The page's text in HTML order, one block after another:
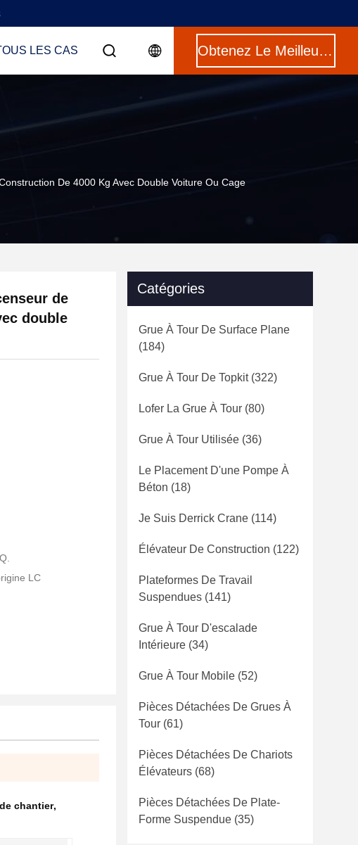
LES CAS Obtenez Le Meilleur Prix
De 4000 Kg Avec Double Voiture Ou Cage
de
double
LC
chantier,
Catégories
Grue À Tour De Surface Plane
(184)
Grue À Tour De Topkit(322)
Lofer La Grue À Tour (80)
Grue À Tour Utilisée (36)
Le Placement D'une Pompe À
Béton (18)
Je Suis Derrick Crane (114)
Élévateur De Construction (122)
Plateformes De Travail
Suspendues (141)
Grue À Tour D'escalade
Intérieure (34)
Grue À Tour Mobile (52)
Pièces Détachées De Grues À
Tour (61)
Pièces Détachées De Chariots
Élévateurs (68)
Pièces Détachées De Plate-
Forme Suspendue (35)